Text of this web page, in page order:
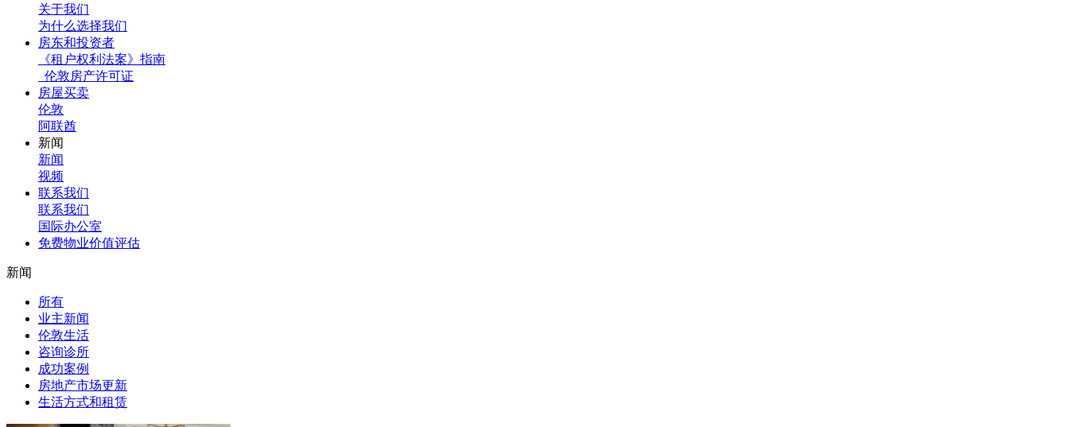
关于我们
为什么选择我们
房东和投资者
《租户权利法案》指南
伦敦房产许可证
房屋买卖
伦敦
阿联酋
新闻
新闻
视频
联系我们
联系我们
国际办公室
免费物业价值评估
新闻
所有
业主新闻
伦敦生活
咨询诊所
成功案例
房地产市场更新
生活方式和租赁